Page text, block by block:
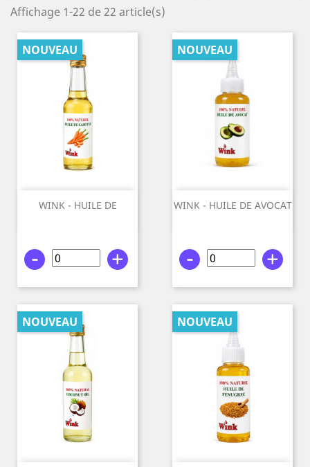
Affichage 1-22 de 22 article(s)
WINK - HUILE DE
NOUVEAU
- +
WINK - HUILE DE AVOCAT
NOUVEAU
- +
NOUVEAU NOUVEAU